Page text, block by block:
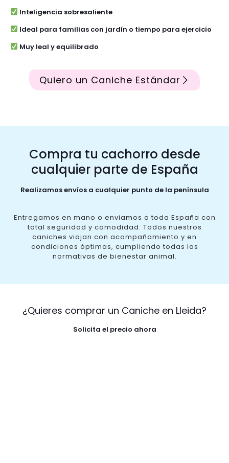
Inteligencia sobresaliente
Ideal para familias con jardín o tiempo para ejercicio
Muy leal y equilibrado
Quiero un Caniche Estándar
Compra tu cachorro desde
cualquier parte de España
Realizamos envíos a cualquier punto de la península
Entregamos en mano o enviamos a toda España con
total seguridad y comodidad. Todos nuestros
caniches viajan con acompañamiento y en
condiciones óptimas, cumpliendo todas las
normativas de bienestar animal.
¿Quieres comprar un Caniche en Lleida?
Solicita el precio ahora